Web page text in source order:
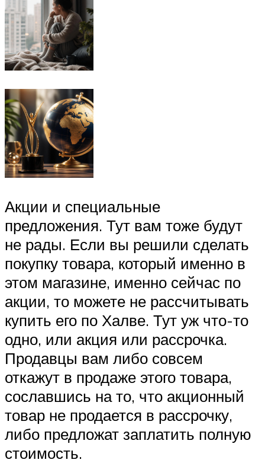
Акции и специальные
предложения. Тут вам тоже будут
не рады. Если вы решили сделать
покупку товара, который именно в
этом магазине, именно сейчас по
акции, то можете не рассчитывать
купить его по Халве. Тут уж что-то
одно, или акция или рассрочка.
Продавцы вам либо совсем
откажут в продаже этого товара,
сославшись на то, что акционный
товар не продается в рассрочку,
либо предложат заплатить полную
стоимость.